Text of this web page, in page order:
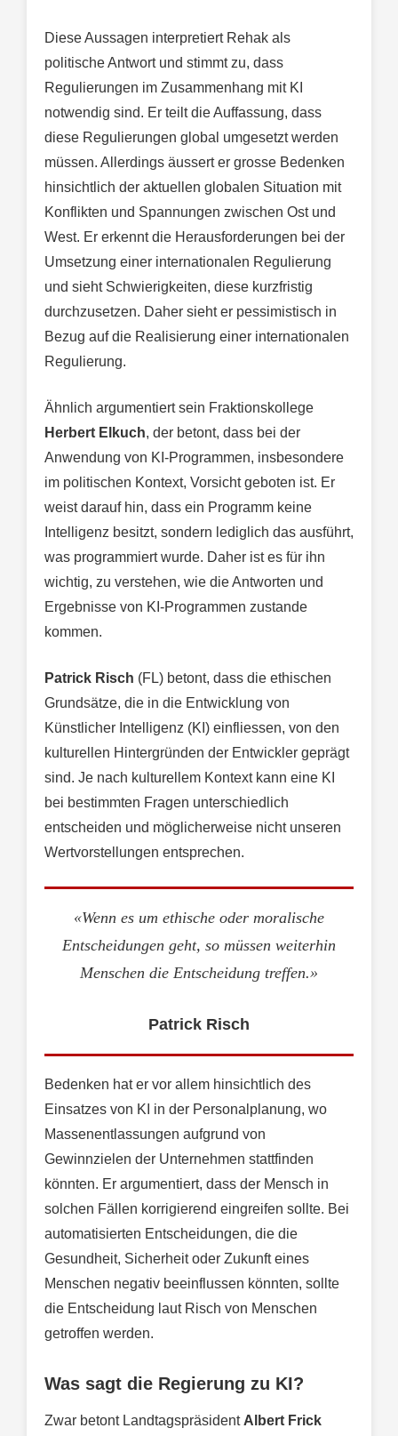
Diese Aussagen interpretiert Rehak als
politische Antwort und stimmt zu, dass
Regulierungen im Zusammenhang mit KI
notwendig sind. Er teilt die Auffassung, dass
diese Regulierungen global umgesetzt werden
müssen. Allerdings äussert er grosse Bedenken
hinsichtlich der aktuellen globalen Situation mit
Konflikten und Spannungen zwischen Ost und
West. Er erkennt die Herausforderungen bei der
Umsetzung einer internationalen Regulierung
und sieht Schwierigkeiten, diese kurzfristig
durchzusetzen. Daher sieht er pessimistisch in
Bezug auf die Realisierung einer internationalen
Regulierung.
Ähnlich argumentiert sein Fraktionskollege
Herbert Elkuch, der betont, dass bei der
Anwendung von KI-Programmen, insbesondere
im politischen Kontext, Vorsicht geboten ist. Er
weist darauf hin, dass ein Programm keine
Intelligenz besitzt, sondern lediglich das ausführt,
was programmiert wurde. Daher ist es für ihn
wichtig, zu verstehen, wie die Antworten und
Ergebnisse von KI-Programmen zustande
kommen.
Patrick Risch (FL) betont, dass die ethischen
Grundsätze, die in die Entwicklung von
Künstlicher Intelligenz (KI) einfliessen, von den
kulturellen Hintergründen der Entwickler geprägt
sind. Je nach kulturellem Kontext kann eine KI
bei bestimmten Fragen unterschiedlich
entscheiden und möglicherweise nicht unseren
Wertvorstellungen entsprechen.
«Wenn es um ethische oder moralische
Entscheidungen geht, so müssen weiterhin
Menschen die Entscheidung treffen.»
Patrick Risch
Bedenken hat er vor allem hinsichtlich des
Einsatzes von KI in der Personalplanung, wo
Massenentlassungen aufgrund von
Gewinnzielen der Unternehmen stattfinden
könnten. Er argumentiert, dass der Mensch in
solchen Fällen korrigierend eingreifen sollte. Bei
automatisierten Entscheidungen, die die
Gesundheit, Sicherheit oder Zukunft eines
Menschen negativ beeinflussen könnten, sollte
die Entscheidung laut Risch von Menschen
getroffen werden.
Was sagt die Regierung zu KI?
Zwar betont Landtagspräsident Albert Frick